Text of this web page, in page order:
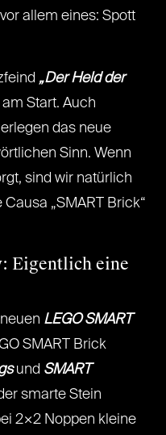
allem eines: Spott
„Der Held der
Start. Auch
das neue
Sinn. Wenn
sind wir natürlich
„SMART Brick“
Eigentlich eine
LEGO SMART
SMART Brick
und SMART
smarte Stein
2×2 Noppen kleine